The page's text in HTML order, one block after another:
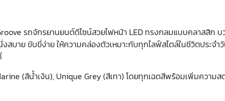
รถจักรยานยนต์ดีไซน์สวยไฟหน้า LED ทรงกลมแบบคลาสสิก
บาย ขับขี่ง่าย ให้ความคล่องตัวเหมาะกับทุกไลฟ์สไตล์ในชีวิตประจ
(สีน้ำเงิน), Unique Grey (สีเทา) โดยทุกเฉดสีพร้อมเพิ่มความส